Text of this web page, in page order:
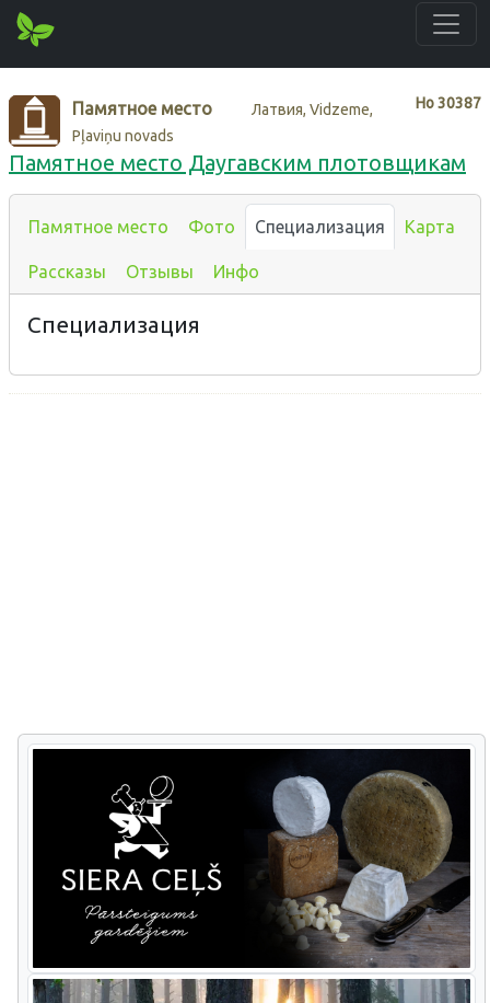
Нo30387
Памятное место
Латвия, Vidzeme,
Pļaviņu novads
Памятное место Даугавским плотовщикам
Памятное место Фото Специализация Карта
Рассказы Отзывы Инфо
Специализация